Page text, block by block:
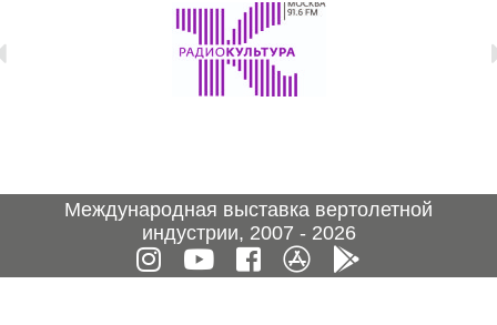
Международная выставка вертолетной
индустрии, 2007 - 2026